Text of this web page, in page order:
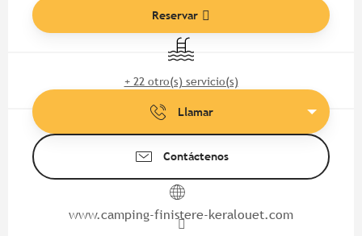
Reservar
Piscina
+ 22 otro(s) servicio(s)
Llamar
Contáctenos
www.camping-finistere-keralouet.com